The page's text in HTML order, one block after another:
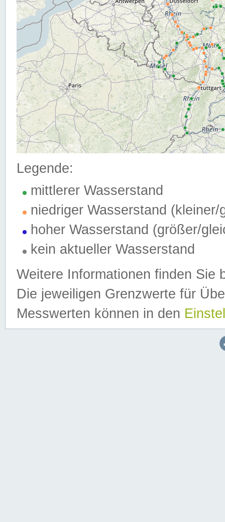
Legende:
mittlerer Wasserstand
niedriger Wasserstand (kleiner/
hoher Wasserstand (größer/
kein aktueller Wasserstand
Weitere Informationen finden Sie
Die jeweiligen Grenzwerte für
Messwerten können in den